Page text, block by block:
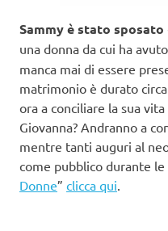
Sammy è stato sposato
una donna da cui ha avuto
manca mai di essere
matrimonio è durato
ora a conciliare la sua
Giovanna? Andranno a
mentre tanti auguri al
come pubblico durante
Donne” clicca qui